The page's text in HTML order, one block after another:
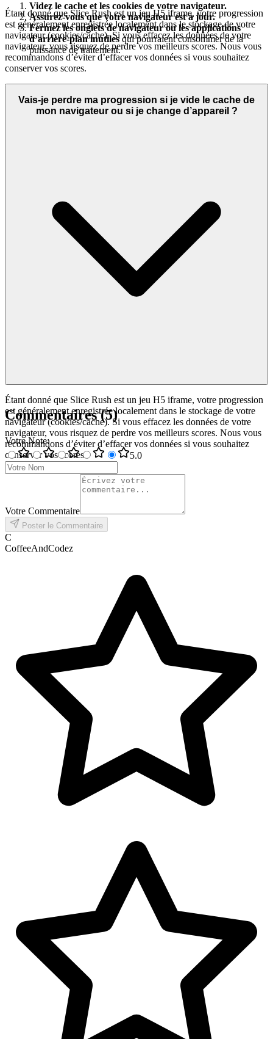
Videz le cache et les cookies de votre navigateur.
Assurez-vous que votre navigateur est à jour.
Fermez les onglets de navigateur ou les applications
d’arrière-plan inutilesqui pourraient consommer de la
puissance de traitement.
Étant donné que Slice Rush est un jeu H5 iframe, votre progression
est généralement enregistrée localement dans le stockage de votre
navigateur (cookies/cache). Si vous effacez les données de votre
navigateur, vous risquez de perdre vos meilleurs scores. Nous vous
recommandons d’éviter d’effacer vos données si vous souhaitez
conserver vos scores.
Vais-je perdre ma progression si je vide le cache de
mon navigateur ou si je change d’appareil ?
Étant donné que Slice Rush est un jeu H5 iframe, votre progression
est généralement enregistrée localement dans le stockage de votre
navigateur (cookies/cache). Si vous effacez les données de votre
navigateur, vous risquez de perdre vos meilleurs scores. Nous vous
recommandons d’éviter d’effacer vos données si vous souhaitez
conserver vos scores.
Commentaires(5)
Votre Note:
5.0
Votre Commentaire
Poster le Commentaire
C
CoffeeAndCodez